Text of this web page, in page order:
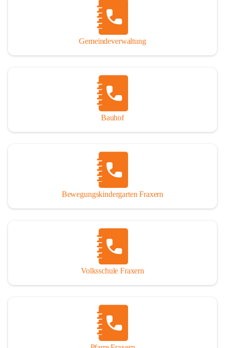
Gemeindeverwaltung
Bauhof
Bewegungskindergarten Fraxern
Volksschule Fraxern